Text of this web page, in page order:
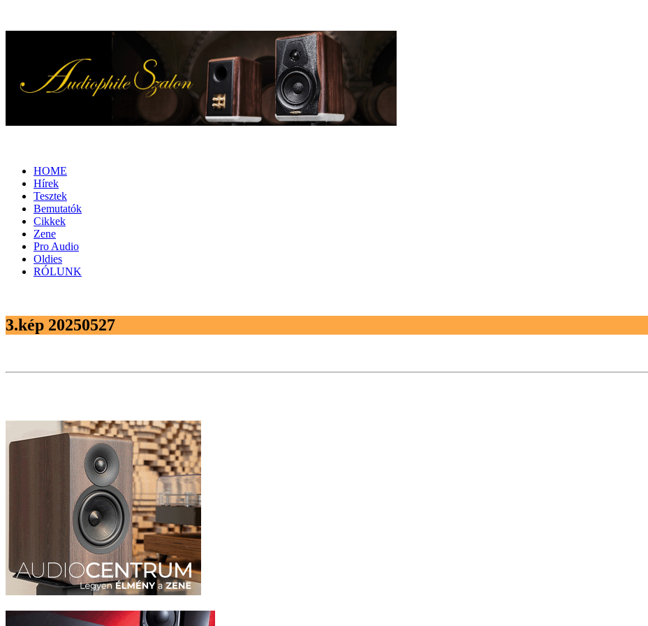
HOME
Hírek
Tesztek
Bemutatók
Cikkek
Zene
Pro Audio
Oldies
RÓLUNK
3.kép 20250527